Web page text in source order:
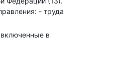
- труда
включенные в